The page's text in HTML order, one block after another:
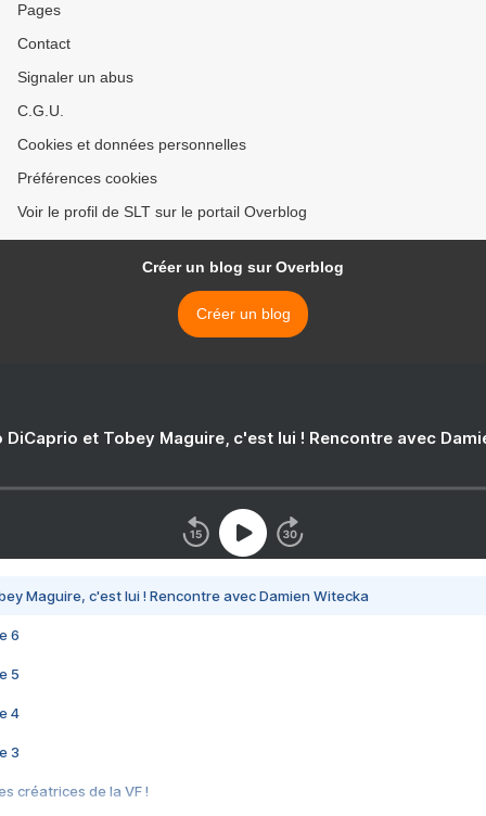
Pages
Contact
Signaler un abus
C.G.U.
Cookies et données personnelles
Préférences cookies
Voir le profil de SLT sur le portail Overblog
Créer un blog sur Overblog
Créer un blog
DiCaprio et Tobey Maguire, c'est lui ! Rencontre avec
Maguire, c'est lui ! Rencontre avec Damien Witecka
6
5
4
3
créatrices de la VF !